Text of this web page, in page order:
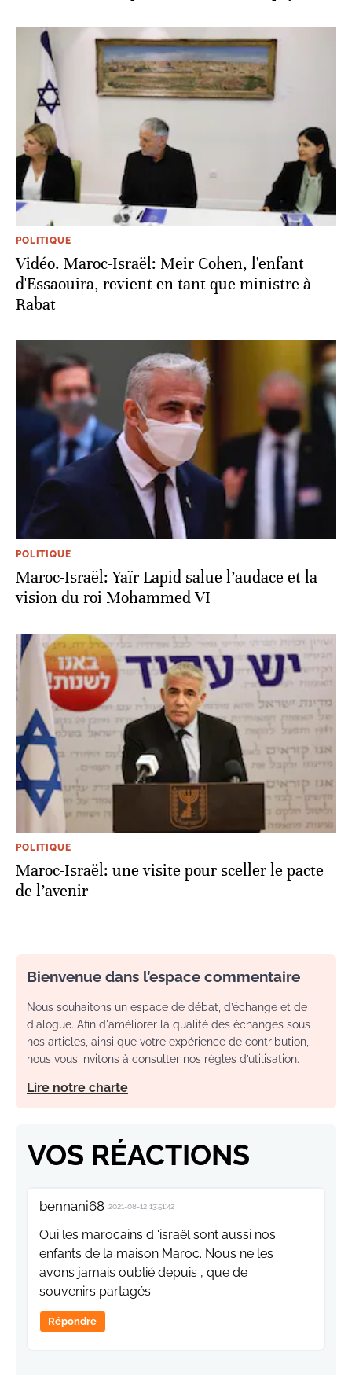
POLITIQUE
Vidéo. ​​Maroc-Israël: Meir Cohen, l'enfant
d'Essaouira, revient en tant que ministre à
Rabat
POLITIQUE
Maroc-Israël: Yaïr Lapid salue l’audace et la
vision du roi Mohammed VI
POLITIQUE
Maroc-Israël: une visite pour sceller le pacte
de l’avenir
Bienvenue dans l’espace commentaire
Nous souhaitons un espace de débat, d’échange et de
dialogue. Afin d'améliorer la qualité des échanges sous
nos articles, ainsi que votre expérience de contribution,
nous vous invitons à consulter nos règles d’utilisation.
Lire notre charte
VOS RÉACTIONS
bennani68 2021-08-12 13:51:42
Oui les marocains d 'israël sont aussi nos
enfants de la maison Maroc. Nous ne les
avons jamais oublié depuis , que de
souvenirs partagés.
Répondre